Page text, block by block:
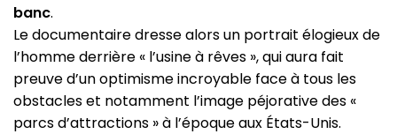
banc.
Le documentaire dresse alors un portrait élogieux de
l’homme derrière « l’usine à rêves », qui aura fait
preuve d’un optimisme incroyable face à tous les
obstacles et notamment l’image péjorative des «
parcs d’attractions » à l’époque aux États-Unis.